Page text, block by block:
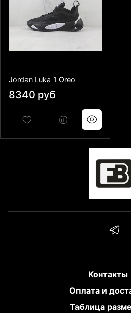
Jordan Luka 1 Oreo
8340 руб
Контакты
Оплата и
Таблица